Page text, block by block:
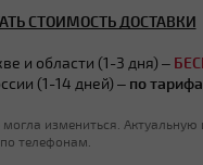
СТОИМОСТЬ ДОСТАВКИ
и области (1-3 дня) –
(1-14 дней) – по
измениться. Актуальную
телефонам.